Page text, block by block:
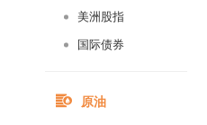
美洲股指
国际债券
原油